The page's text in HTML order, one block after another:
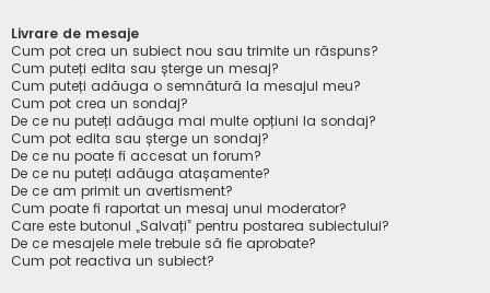
Livrare de mesaje
Cum pot crea un subiect nou sau trimite un răspuns?
Cum puteți edita sau șterge un mesaj?
Cum puteți adăuga o semnătură la mesajul meu?
Cum pot crea un sondaj?
De ce nu puteți adăuga mai multe opțiuni la sondaj?
Cum pot edita sau șterge un sondaj?
De ce nu poate fi accesat un forum?
De ce nu puteți adăuga atașamente?
De ce am primit un avertisment?
Cum poate fi raportat un mesaj unui moderator?
Care este butonul „Salvați” pentru postarea subiectului?
De ce mesajele mele trebuie să fie aprobate?
Cum pot reactiva un subiect?